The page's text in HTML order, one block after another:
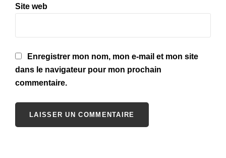
Site web
Enregistrer mon nom, mon e-mail et mon site
dans le navigateur pour mon prochain
commentaire.